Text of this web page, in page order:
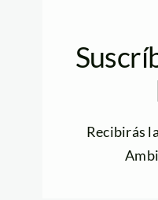
Recibirás